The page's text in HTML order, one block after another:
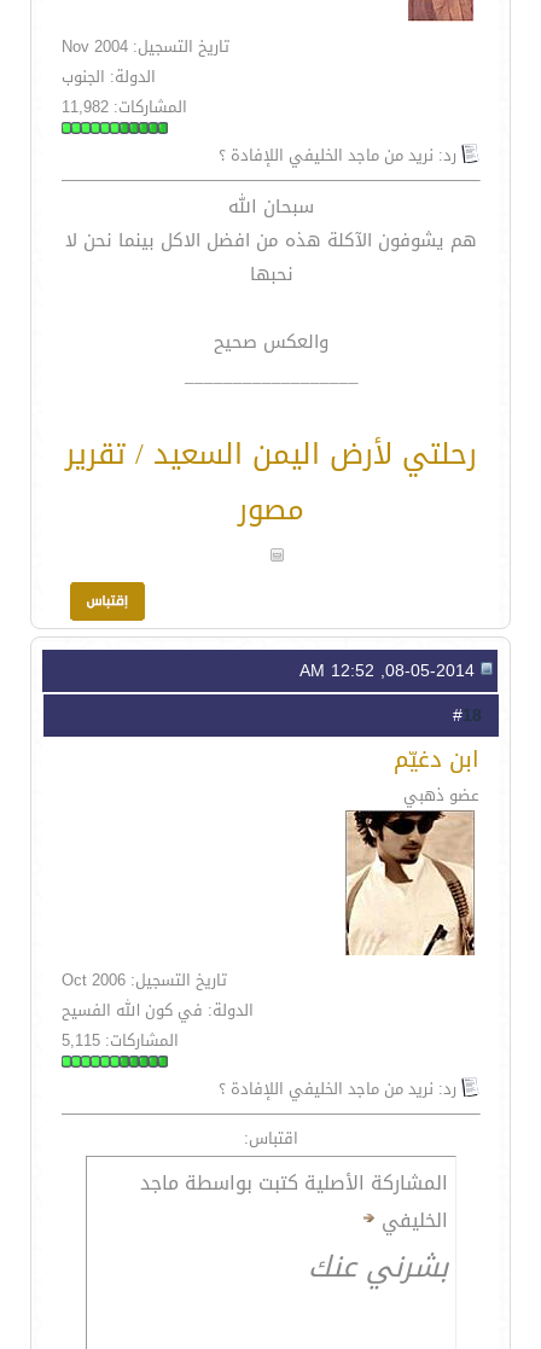
تاريخ التسجيل: Nov 2004
الدولة: الجنوب
المشاركات: 11,982
رد: نريد من ماجد الخليفي اللإفادة ؟
سبحان الله
هم يشوفون الآكلة هذه من افضل الاكل بينما نحن لا
نحبها
والعكس صحيح
__________________
رحلتي لأرض اليمن السعيد / تقرير
مصور
18
ابن دغيّم
عضو ذهبي
تاريخ التسجيل: Oct 2006
الدولة: في كون الله الفسيح
المشاركات: 5,115
رد: نريد من ماجد الخليفي اللإفادة ؟
اقتباس:
المشاركة الأصلية كتبت بواسطة ماجد
الخليفي
بشرني عنك